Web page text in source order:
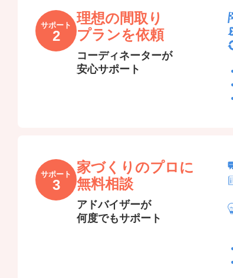
サポート
2
理想の間取り
プランを依頼
コーディネーターが
安心サポート
サポート
3
家づくりのプロに
無料相談
アドバイザーが
何度でもサポート